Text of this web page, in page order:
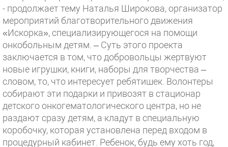
- продолжает тему Наталья Широкова, организатор
мероприятий благотворительного движения
«Искорка», специализирующегося на помощи
онкобольным детям. – Суть этого проекта
заключается в том, что добровольцы жертвуют
новые игрушки, книги, наборы для творчества –
словом, то, что интересует ребятишек. Волонтеры
собирают эти подарки и привозят в стационар
детского онкогематологического центра, но не
раздают сразу детям, а кладут в специальную
коробочку, которая установлена перед входом в
процедурный кабинет. Ребенок, будь ему хоть год,